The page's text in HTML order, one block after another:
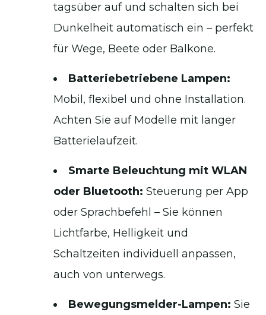
tagsüber auf und schalten sich bei
Dunkelheit automatisch ein – perfekt
für Wege, Beete oder Balkone.
Batteriebetriebene Lampen:
Mobil, flexibel und ohne Installation.
Achten Sie auf Modelle mit langer
Batterielaufzeit.
Smarte Beleuchtung mit WLAN
oder Bluetooth: Steuerung per App
oder Sprachbefehl – Sie können
Lichtfarbe, Helligkeit und
Schaltzeiten individuell anpassen,
auch von unterwegs.
Bewegungsmelder-Lampen: Sie